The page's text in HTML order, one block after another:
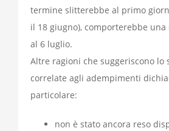
termine slitterebbe al primo
il 18 giugno), comporterebbe una
al 6 luglio.
Altre ragioni che suggeriscono lo
correlate agli adempimenti
particolare:
non è stato ancora reso